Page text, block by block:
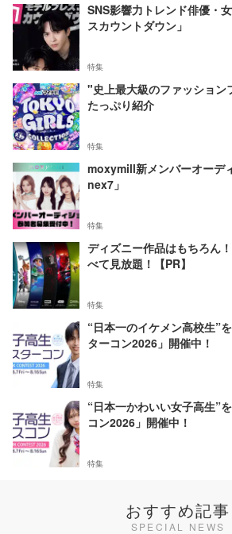
SNS影響力トレンド俳優・
スカウントダウン」
特集
"史上最大級のファッション
たっぷり紹介
特集
moxymill新メンバーオーデ
nex7」
特集
ディズニー作品はもちろん
べて見放題！【PR】
特集
“日本一のイケメン高校生”
ターコン2026」開催中！
特集
“日本一かわいい女子高生”
コン2026」開催中！
特集
おすすめ記事
SPECIAL NEWS